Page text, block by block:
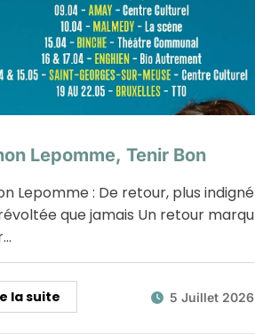
Lepomme, Tenir Bon
Lepomme : De retour, plus indigné
que jamais Un retour marqu
la suite 5 Juillet 2026